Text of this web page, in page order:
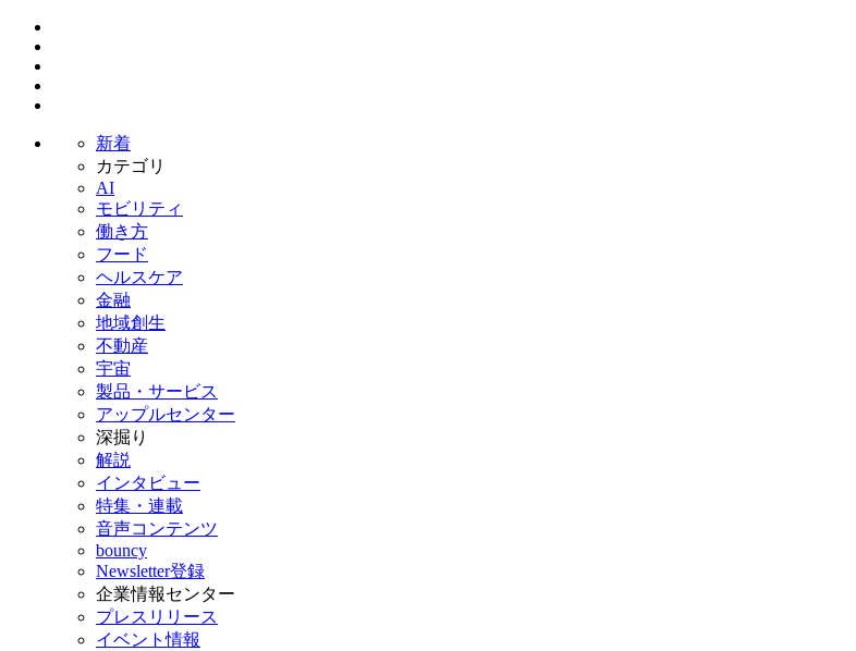
新着
カテゴリ
AI
モビリティ
働き方
フード
ヘルスケア
金融
地域創生
不動産
宇宙
製品・サービス
アップルセンター
深掘り
解説
インタビュー
特集・連載
音声コンテンツ
bouncy
Newsletter登録
企業情報センター
プレスリリース
イベント情報